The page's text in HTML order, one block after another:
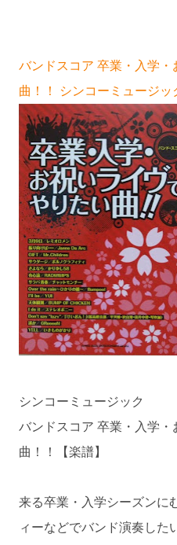
バンドスコア 卒業・入学
曲！！ シンコーミュージ
シンコーミュージック
バンドスコア 卒業・入学
曲！！【楽譜】
来る卒業・入学シーズンに
ィーなどでバンド演奏した